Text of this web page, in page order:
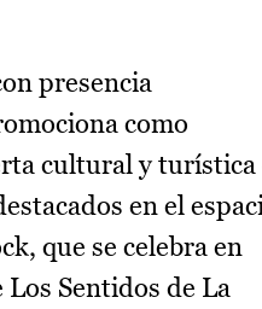
presencia
como
cultural y turística
en el
que se celebra en
Sentidos de La